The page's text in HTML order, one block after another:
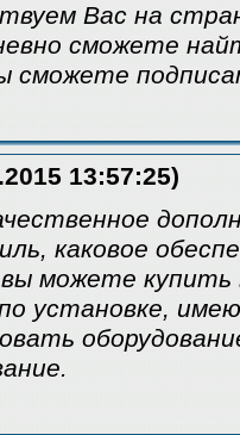
Вас на
сможете
сможете
13:57:25)
каковое
вы можете
установке,